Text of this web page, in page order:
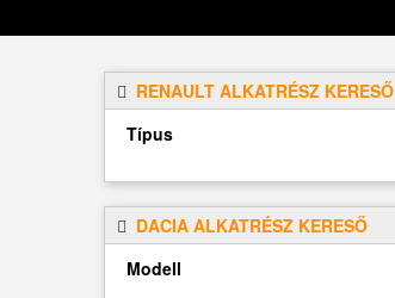
RENAULT ALKATRÉSZ KERESŐ
Típus
DACIA ALKATRÉSZ KERESŐ
Modell